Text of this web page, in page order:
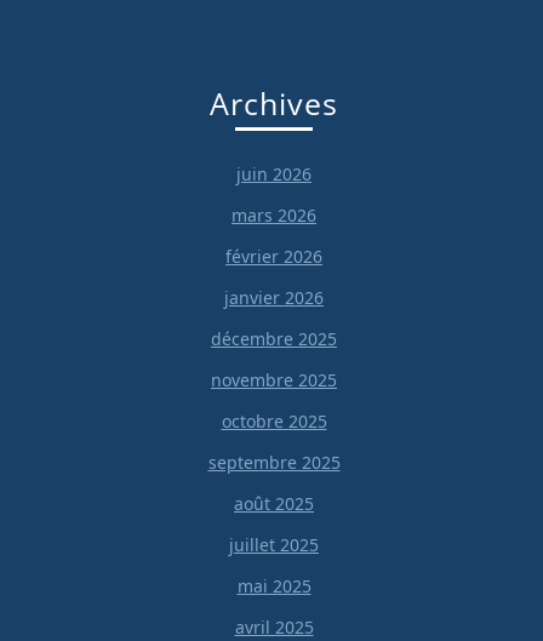
Archives
juin 2026
mars 2026
février 2026
janvier 2026
décembre 2025
novembre 2025
octobre 2025
septembre 2025
août 2025
juillet 2025
mai 2025
avril 2025